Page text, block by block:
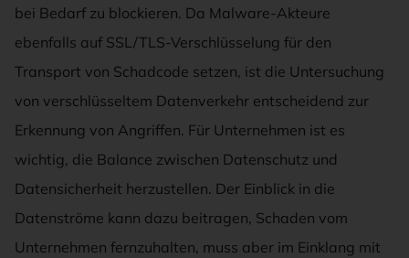
bei Bedarf zu blockieren. Da Malware-Akteure
ebenfalls auf SSL/TLS-Verschlüsselung für den
Transport von Schadcode setzen, ist die Untersuchung
von verschlüsseltem Datenverkehr entscheidend zur
Erkennung von Angriffen. Für Unternehmen ist es
wichtig, die Balance zwischen Datenschutz und
Datensicherheit herzustellen. Der Einblick in die
Datenströme kann dazu beitragen, Schaden vom
Unternehmen fernzuhalten, muss aber im Einklang mit